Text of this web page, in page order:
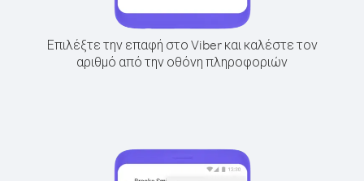
Επιλέξτε την επαφή στο Viber και καλέστε τον
αριθμό από την οθόνη πληροφοριών